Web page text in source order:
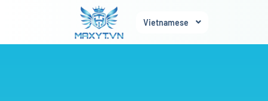
Vietnamese